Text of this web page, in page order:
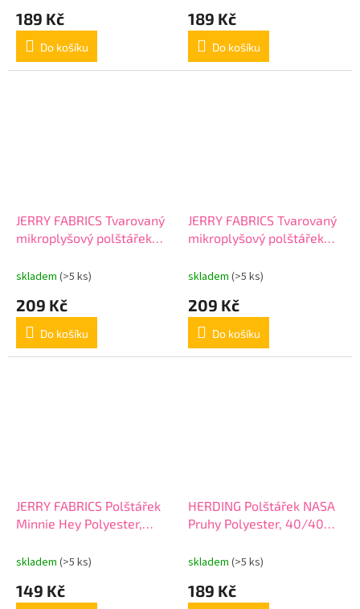
189 Kč
Do košíku
189 Kč
Do košíku
JERRY FABRICS Tvarovaný
mikroplyšový polštářek
Polyester, průměr 40 cm
skladem (>5 ks)
209 Kč
Do košíku
JERRY FABRICS Tvarovaný
mikroplyšový polštářek
Polyester, průměr 40 cm
skladem (>5 ks)
209 Kč
Do košíku
JERRY FABRICS Polštářek
Minnie Hey Polyester,
skladem (>5 ks)
149 Kč
HERDING Polštářek NASA
Pruhy Polyester, 40/40
skladem (>5 ks)
189 Kč